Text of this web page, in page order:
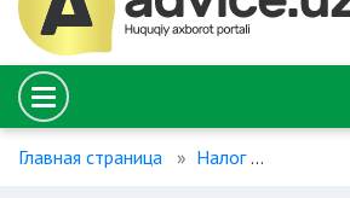
Главная страница Налог